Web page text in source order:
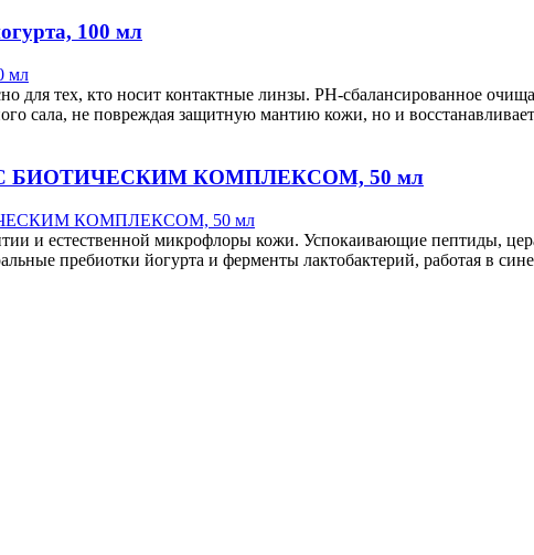
100 мл
для тех, кто носит контактные линзы. PH-сбалансированное
сала, не повреждая защитную мантию кожи, но и
КОМПЛЕКСОМ, 50 мл
и естественной микрофлоры кожи. Успокаивающие пептиды,
пребиотки йогурта и ферменты лактобактерий, работая в